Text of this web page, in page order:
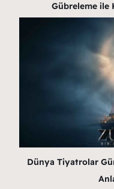
Gübreleme ile
Dünya Tiyatrolar